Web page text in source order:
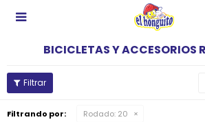

BICICLETAS Y ACCESORIOS
Filtrando por: Rodado: 20